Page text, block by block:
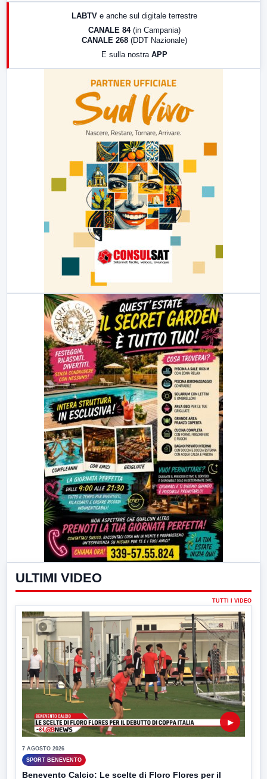
17:00 LabNews (replica)
LABTV e anche sul digitale terrestre
CANALE 84 (in Campania)
CANALE 268 (DDT Nazionale)
E sulla nostra APP
ULTIMI VIDEO
TUTTI I VIDEO
▶
7 AGOSTO 2026
SPORT BENEVENTO
Benevento Calcio: Le scelte di Floro Flores per il